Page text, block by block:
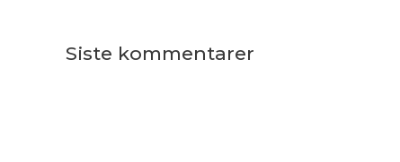
Siste kommentarer